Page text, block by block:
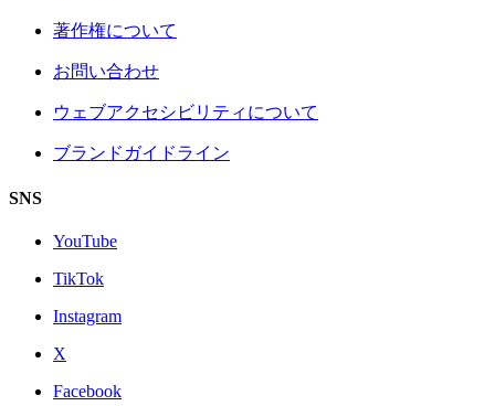
著作権について
お問い合わせ
ウェブアクセシビリティについて
ブランドガイドライン
SNS
YouTube
TikTok
Instagram
X
Facebook